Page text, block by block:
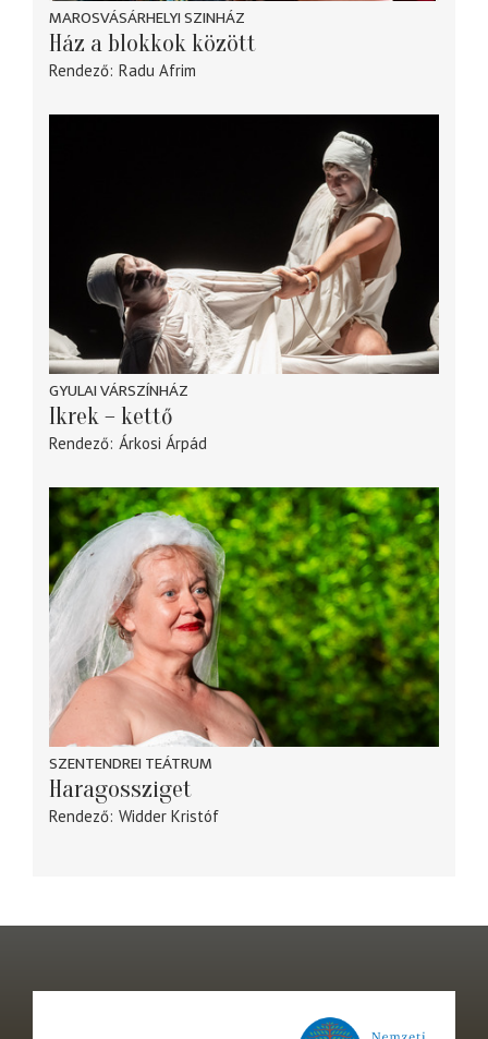
MAROSVÁSÁRHELYI SZINHÁZ
Ház a blokkok között
Rendező Radu Afrim
GYULAI VÁRSZÍNHÁZ
Ikrek – kettő
Rendező Árkosi Árpád
SZENTENDREI TEÁTRUM
Haragossziget
Rendező Widder Kristóf